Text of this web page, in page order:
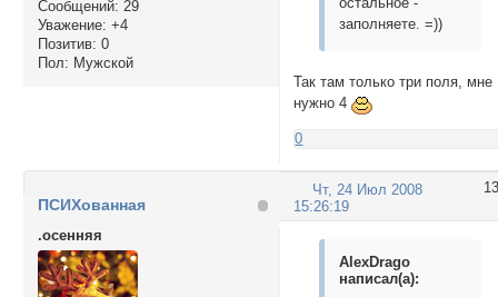
Сообщений: 29
Уважение: +4
Позитив: 0
Пол: Мужской
заполняете. =))
Так там только три поля, мне
нужно 4
0
13
Чт, 24 Июл 2008
15:26:19
ПСИХованная
.осенняя
AlexDrago
написал(а):